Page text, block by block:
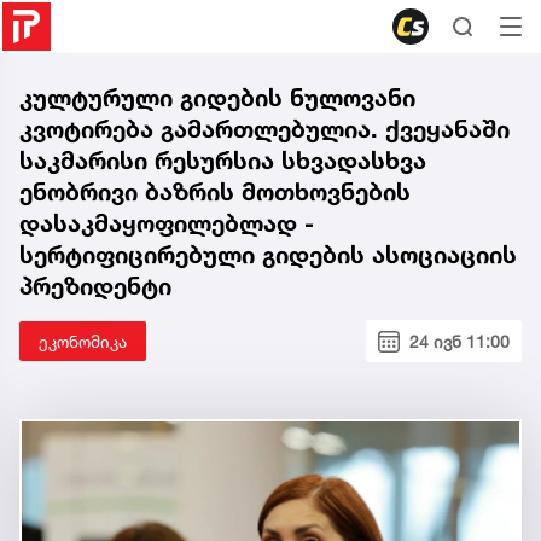
კულტურული გიდების ნულოვანი
კვოტირება გამართლებულია. ქვეყანაში
საკმარისი რესურსია სხვადასხვა
ენობრივი ბაზრის მოთხოვნების
დასაკმაყოფილებლად -
სერტიფიცირებული გიდების ასოციაციის
პრეზიდენტი
ეკონომიკა 24 ივნ 11:00